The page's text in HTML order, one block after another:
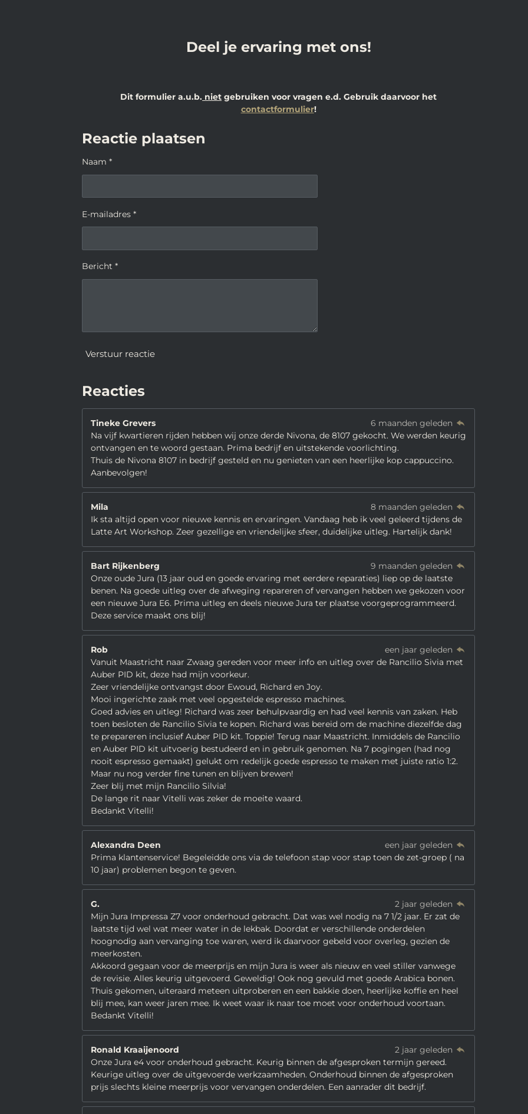
Deel je ervaring met ons!
Dit formulier a.u.b. niet gebruiken voor vragen e.d. Gebruik daarvoor het
contactformulier!
Reactie plaatsen
Naam *
E-mailadres *
Bericht *
Verstuur reactie
Reacties
Tineke Grevers
6 maanden geleden
Na vijf kwartieren rijden hebben wij onze derde Nivona, de 8107 gekocht. We werden keurig
ontvangen en te woord gestaan. Prima bedrijf en uitstekende voorlichting.
Thuis de Nivona 8107 in bedrijf gesteld en nu genieten van een heerlijke kop cappuccino.
Aanbevolgen!
Mila
8 maanden geleden
Ik sta altijd open voor nieuwe kennis en ervaringen. Vandaag heb ik veel geleerd tijdens de
Latte Art Workshop. Zeer gezellige en vriendelijke sfeer, duidelijke uitleg. Hartelijk dank!
Bart Rijkenberg
9 maanden geleden
Onze oude Jura (13 jaar oud en goede ervaring met eerdere reparaties) liep op de laatste
benen. Na goede uitleg over de afweging repareren of vervangen hebben we gekozen voor
een nieuwe Jura E6. Prima uitleg en deels nieuwe Jura ter plaatse voorgeprogrammeerd.
Deze service maakt ons blij!
Rob
een jaar geleden
Vanuit Maastricht naar Zwaag gereden voor meer info en uitleg over de Rancilio Sivia met
Auber PID kit, deze had mijn voorkeur.
Zeer vriendelijke ontvangst door Ewoud, Richard en Joy.
Mooi ingerichte zaak met veel opgestelde espresso machines.
Goed advies en uitleg! Richard was zeer behulpvaardig en had veel kennis van zaken. Heb
toen besloten de Rancilio Sivia te kopen. Richard was bereid om de machine diezelfde dag
te prepareren inclusief Auber PID kit. Toppie! Terug naar Maastricht. Inmiddels de Rancilio
en Auber PID kit uitvoerig bestudeerd en in gebruik genomen. Na 7 pogingen (had nog
nooit espresso gemaakt) gelukt om redelijk goede espresso te maken met juiste ratio 1:2.
Maar nu nog verder fine tunen en blijven brewen!
Zeer blij met mijn Rancilio Silvia!
De lange rit naar Vitelli was zeker de moeite waard.
Bedankt Vitelli!
Alexandra Deen
een jaar geleden
Prima klantenservice! Begeleidde ons via de telefoon stap voor stap toen de zet-groep ( na
10 jaar) problemen begon te geven.
G.
2 jaar geleden
Mijn Jura Impressa Z7 voor onderhoud gebracht. Dat was wel nodig na 7 1/2 jaar. Er zat de
laatste tijd wel wat meer water in de lekbak. Doordat er verschillende onderdelen
hoognodig aan vervanging toe waren, werd ik daarvoor gebeld voor overleg, gezien de
meerkosten.
Akkoord gegaan voor de meerprijs en mijn Jura is weer als nieuw en veel stiller vanwege
de revisie. Alles keurig uitgevoerd. Geweldig! Ook nog gevuld met goede Arabica bonen.
Thuis gekomen, uiteraard meteen uitproberen en een bakkie doen, heerlijke koffie en heel
blij mee, kan weer jaren mee. Ik weet waar ik naar toe moet voor onderhoud voortaan.
Bedankt Vitelli!
Ronald Kraaijenoord
2 jaar geleden
Onze Jura e4 voor onderhoud gebracht. Keurig binnen de afgesproken termijn gereed.
Keurige uitleg over de uitgevoerde werkzaamheden. Onderhoud binnen de afgesproken
prijs slechts kleine meerprijs voor vervangen onderdelen. Een aanrader dit bedrijf.